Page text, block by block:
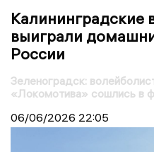
Калининградские
выиграли
России
Зеленоградск:
«Локомотива» сошлись в
06/06/2026 22:05